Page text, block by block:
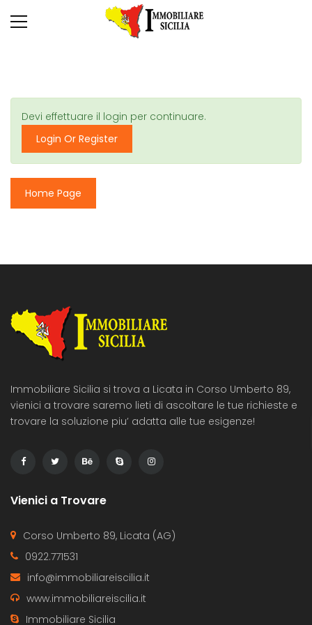
Devi effettuare il login per continuare.
Login Or Register
Home Page
Immobiliare Sicilia si trova a Licata in Corso Umberto 89,
vienici a trovare saremo lieti di ascoltare le tue richieste e
trovare la soluzione piu’ adatta alle tue esigenze!
Vienici a Trovare
Corso Umberto 89, Licata (AG)
0922.771531
info@immobiliareiscilia.it
www.immobiliareiscilia.it
Immobiliare Sicilia